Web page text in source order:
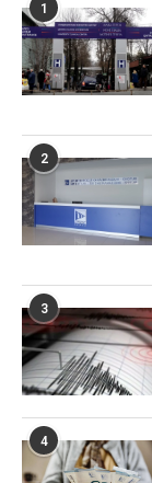
1
2
3
4